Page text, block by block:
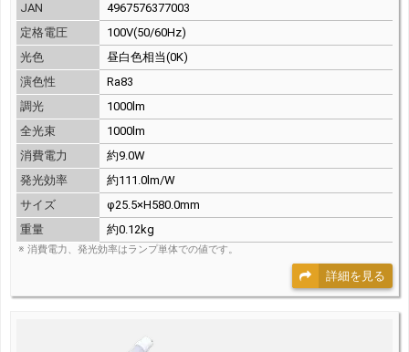
JAN
4967576377003
定格電圧
100V(50/60Hz)
光色
昼白色相当(0K)
演色性
Ra83
調光
1000lm
全光束
1000lm
消費電力
約9.0W
発光効率
約111.0lm/W
サイズ
φ25.5×H580.0mm
重量
約0.12kg
※ 消費電力、発光効率はランプ単体での値です。
詳細を見る